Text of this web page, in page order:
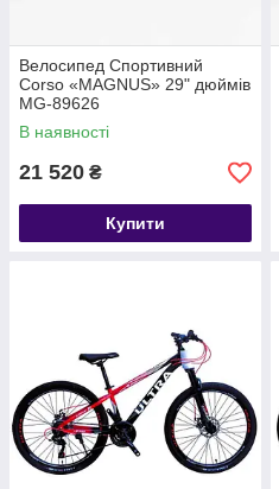
Велосипед Спортивний
Corso «MAGNUS» 29" дюймів
MG-89626
В наявності
21 520 ₴
Купити